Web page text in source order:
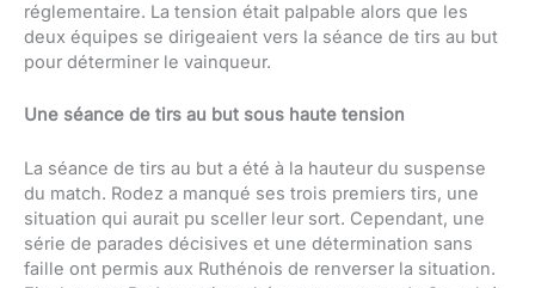
réglementaire. La tension était palpable alors que les
deux équipes se dirigeaient vers la séance de tirs au but
pour déterminer le vainqueur.
Une séance de tirs au but sous haute tension
La séance de tirs au but a été à la hauteur du suspense
du match. Rodez a manqué ses trois premiers tirs, une
situation qui aurait pu sceller leur sort. Cependant, une
série de parades décisives et une détermination sans
faille ont permis aux Ruthénois de renverser la situation.